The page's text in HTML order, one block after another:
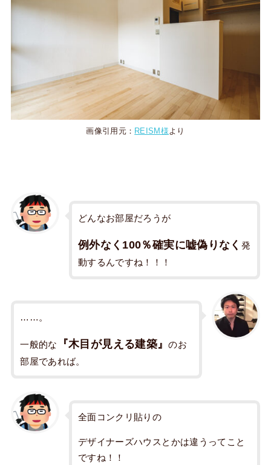
画像引用元： REISM様より
どんなお部屋だろうが
例外なく100％確実に嘘偽りなく 発
動するんですね！！！
……。
一般的な 『木目が見える建築』のお
部屋であれば。
全面コンクリ貼りの
デザイナーズハウスとかは違うってこと
ですね！！